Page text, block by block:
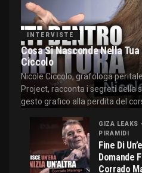
INTERVISTE
Cosa Si Nasconde Nella
Ciccolo
Nicole Ciccolo, grafologa
Project, racconta i segreti della
gesto grafico alla perdita del
GIZA LEAKS
PIRAMIDI
Fine Di
Domande
Corrado